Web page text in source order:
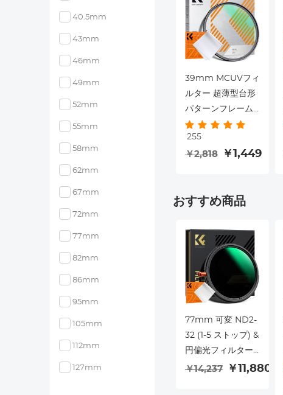
40.5mm
43mm
46mm
49mm
52mm
55mm
58mm
62mm
67mm
72mm
77mm
82mm
86mm
95mm
105mm
112mm
127mm
39mm MCUVフィ
ルター 超薄型台形
パターンフレーム
真空クリーニング
クロスNano-Klear
シリーズでコーテ
255
￥2,818 ￥1,449
おすすめ商品
77mm 可変 ND2-
32 (1-5 ストップ) &
円偏光フィルター
CPL & ブラックミ
￥14,237 ￥11,880